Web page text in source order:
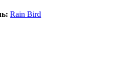
Rain Bird